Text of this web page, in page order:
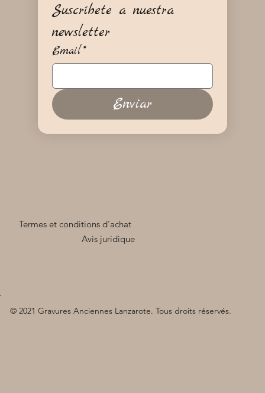
Avis juridique
Termes et conditions d'achat
© 2021 Gravures Anciennes Lanzarote. Tous droits réservés.
Suscríbete a nuestra
newsletter
Email*
Enviar